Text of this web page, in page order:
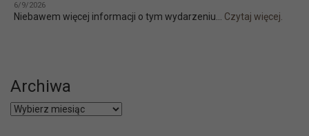
6/9/2026
Niebawem więcej informacji o tym wydarzeniu... Czytaj więcej.
Archiwa
Archiwa